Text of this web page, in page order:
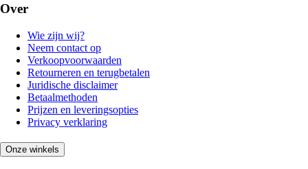
Over
Wie zijn wij?
Neem contact op
Verkoopvoorwaarden
Retourneren en terugbetalen
Juridische disclaimer
Betaalmethoden
Prijzen en leveringsopties
Privacy verklaring
Onze winkels